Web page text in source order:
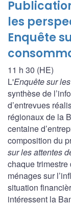
les
Enquête
11 h 30 (HE)
L'Enquête sur
synthèse de
d’entrevues
régionaux de la
centaine
composition du
sur les attentes
chaque trimestre
ménages sur
situation
intéressent la